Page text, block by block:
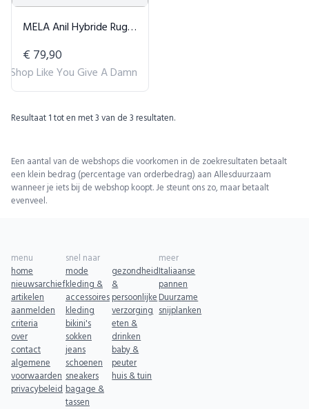
MELA Anil Hybride Rugzak Zwart
€ 79,90
Shop Like You Give A Damn
Resultaat 1tot en met3 van de 3 resultaten.
Een aantal van de webshops die voorkomen in de zoekresultaten betaalt
een klein bedrag (percentage van orderbedrag) aan Allesduurzaam
wanneer je iets bij de webshop koopt. Je steunt ons zo, maar betaalt
evenveel.
menu
home
nieuwsarchief
artikelen
aanmelden
criteria
over
contact
algemene
voorwaarden
privacybeleid
snel naar
mode
kleding &
accessoires
kleding
bikini's
sokken
jeans
schoenen
sneakers
bagage &
tassen
gezondheid
&
persoonlijke
verzorging
eten &
drinken
baby &
peuter
huis & tuin
meer
Italiaanse
pannen
Duurzame
snijplanken